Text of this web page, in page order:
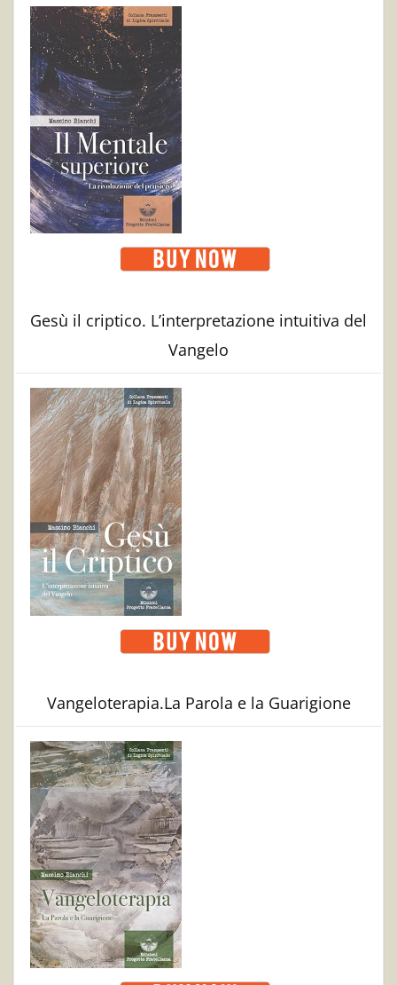
Gesù il criptico. L’interpretazione intuitiva del
Vangelo
Vangeloterapia.La Parola e la Guarigione